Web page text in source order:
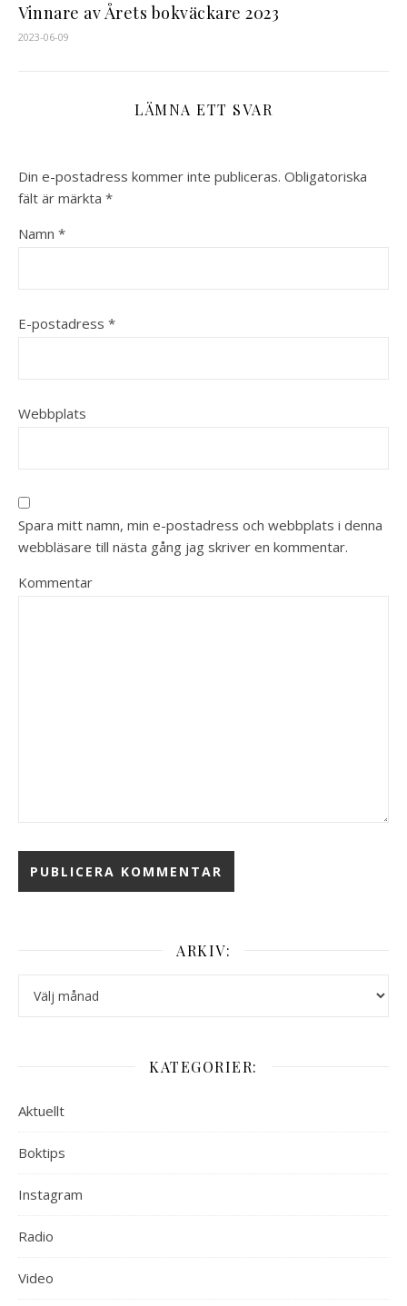
Vinnare av Årets bokväckare 2023
2023-06-09
LÄMNA ETT SVAR
Din e-postadress kommer inte publiceras. Obligatoriska
fält är märkta *
Namn *
E-postadress *
Webbplats
Spara mitt namn, min e-postadress och webbplats i denna
webbläsare till nästa gång jag skriver en kommentar.
Kommentar
ARKIV:
KATEGORIER:
Aktuellt
Boktips
Instagram
Radio
Video